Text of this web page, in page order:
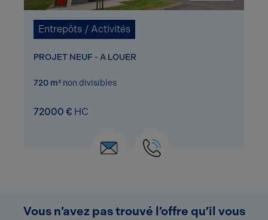
Entrepôts / Activités
PROJET NEUF - A LOUER
720 m² non divisibles
72000 € HC
Vous n’avez pas trouvé l’offre qu’il vous